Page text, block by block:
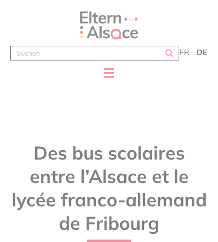
FR DE
Des bus scolaires
entre l’Alsace et le
lycée franco-allemand
de Fribourg